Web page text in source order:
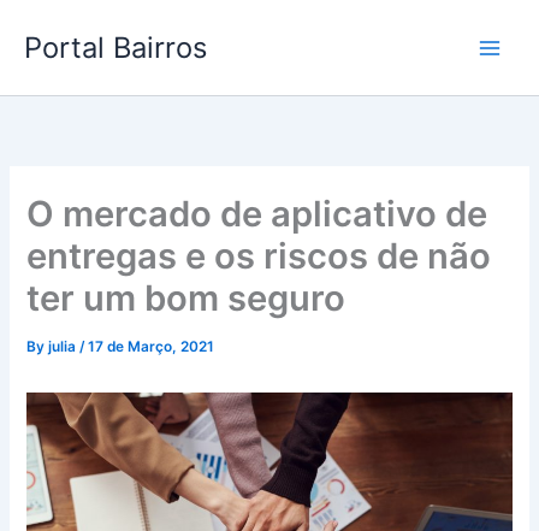
Portal Bairros
O mercado de aplicativo de
entregas e os riscos de não
ter um bom seguro
Byjulia/17 de Março, 2021